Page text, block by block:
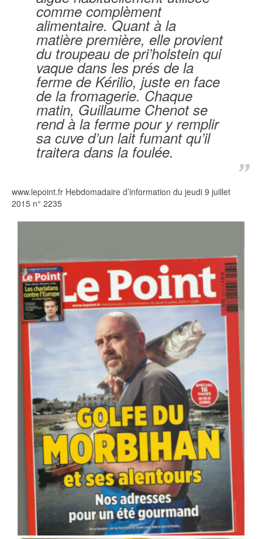
comme complèment
alimentaire. Quant à la
matière première, elle provient
du troupeau de pri’holstein qui
vaque dans les prés de la
ferme de Kérilio, juste en face
de la fromagerie. Chaque
matin, Guillaume Chenot se
rend à la ferme pour y remplir
sa cuve d’un lait fumant qu’il
traitera dans la foulée.
www.lepoint.fr Hebdomadaire d’information du jeudi 9 juillet
2015 n° 2235